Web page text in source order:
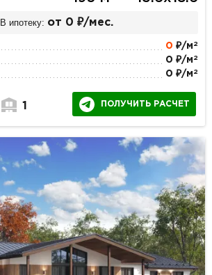
В ипотеку: от 0 ₽/мес.
0 ₽/м 2
0 ₽/м 2
0 ₽/м 2
1 ПОЛУЧИТЬ РАСЧЕТ